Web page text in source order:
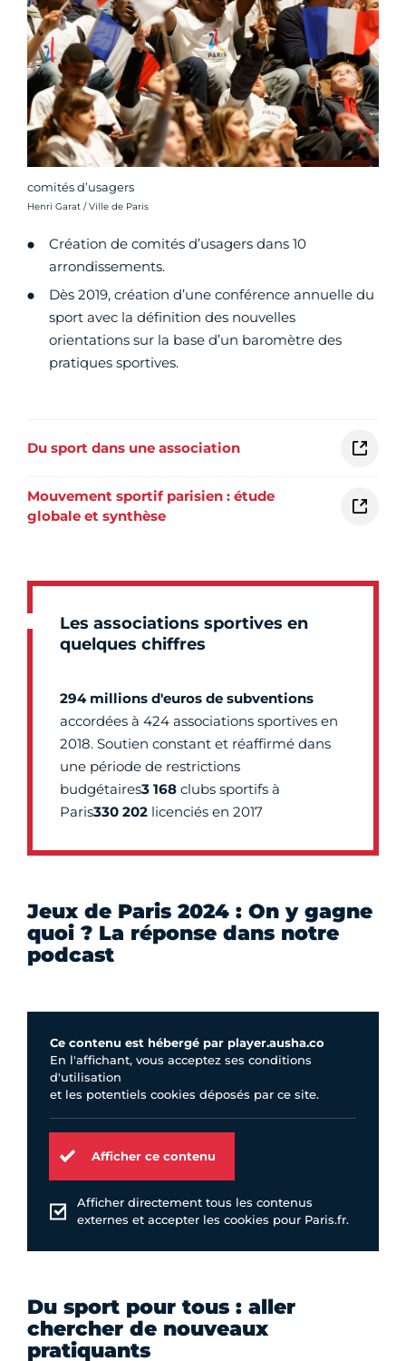
comités d’usagers
Crédit photo :
Henri Garat / Ville de Paris
Création de comités d’usagers dans 10
arrondissements.
Dès 2019, création d’une conférence annuelle du
sport avec la définition des nouvelles
orientations sur la base d’un baromètre des
pratiques sportives.
Du sport dans une association
Mouvement sportif parisien : étude
globale et synthèse
Les associations sportives en
quelques chiffres
294 millions d'euros de subventions
accordées à 424 associations sportives en
2018. Soutien constant et réaffirmé dans
une période de restrictions
budgétaires3 168 clubs sportifs à
Paris330 202 licenciés en 2017
Jeux de Paris 2024 : On y gagne
quoi ? La réponse dans notre
podcast
Ce contenu est hébergé par player.ausha.co
En l'affichant, vous acceptez ses conditions
d'utilisation
et les potentiels cookies déposés par ce site.
Afficher ce contenu
Afficher directement tous les contenus
externes et accepter les cookies pour Paris.fr.
Du sport pour tous : aller
chercher de nouveaux
pratiquants